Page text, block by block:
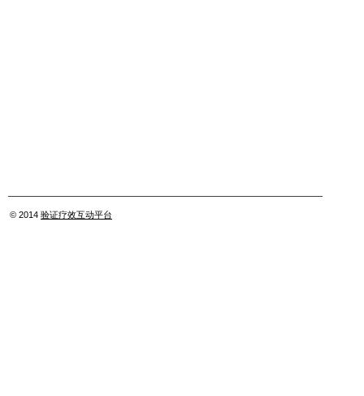
© 2014 验证疗效互动平台